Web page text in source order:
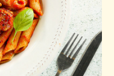
وقت التحضير